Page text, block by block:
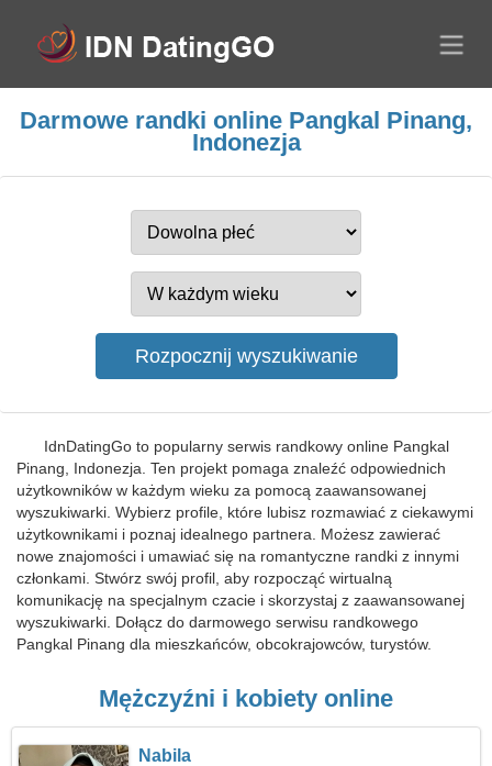
Darmowe randki online Pangkal Pinang,
Indonezja
IdnDatingGo to popularny serwis randkowy online Pangkal
Pinang, Indonezja. Ten projekt pomaga znaleźć odpowiednich
użytkowników w każdym wieku za pomocą zaawansowanej
wyszukiwarki. Wybierz profile, które lubisz rozmawiać z ciekawymi
użytkownikami i poznaj idealnego partnera. Możesz zawierać
nowe znajomości i umawiać się na romantyczne randki z innymi
członkami. Stwórz swój profil, aby rozpocząć wirtualną
komunikację na specjalnym czacie i skorzystaj z zaawansowanej
wyszukiwarki. Dołącz do darmowego serwisu randkowego
Pangkal Pinang dla mieszkańców, obcokrajowców, turystów.
Mężczyźni i kobiety online
Nabila